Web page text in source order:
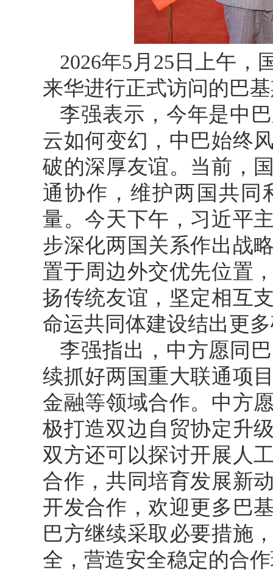
2026年5月25日上午，
来华进行正式访问的巴
李强表示，今年是中
云如何变幻，中巴始终
破的深厚友谊。当前，
通协作，维护两国共同
量。今天下午，习近平
步深化两国关系作出战
置于周边外交优先位置
扬传统友谊，坚定相互
命运共同体建设结出更
李强指出，中方愿同
续抓好两国重大联通项
金融等领域合作。中方
极打造双边自贸协定升
双方还可以探讨开展人
合作，共同培育发展新
开发合作，欢迎更多巴
巴方继续采取必要措施
全，营造安全稳定的合